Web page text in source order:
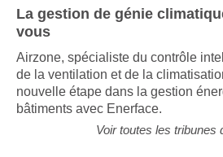
La gestion de génie
Airzone, spécialiste du contrôle
de la ventilation et de la
nouvelle étape dans la gestion